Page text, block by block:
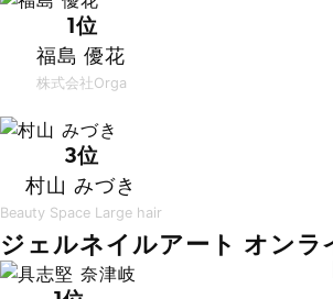
1位
福島 優花
株式会社Orga
3位
村山 みづき
Beauty Space Large hair
ジェルネイルアート オンラ